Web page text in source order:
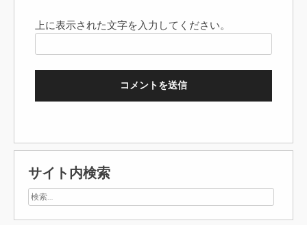
上に表示された文字を入力してください。
サイト内検索